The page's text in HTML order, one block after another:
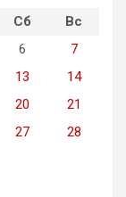
Сб
Вс
6
7
13
14
20
21
27
28